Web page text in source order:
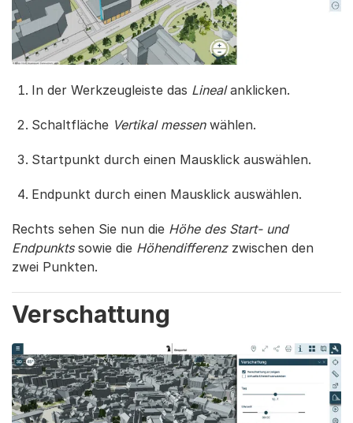
In der Werkzeugleiste das Linealanklicken.
Schaltfläche Vertikal messenwählen.
Startpunkt durch einen Mausklick auswählen.
Endpunkt durch einen Mausklick auswählen.
Rechts sehen Sie nun die Höhe des Start- und
Endpunktssowie die Höhendifferenzzwischen den
zwei Punkten.
Verschattung